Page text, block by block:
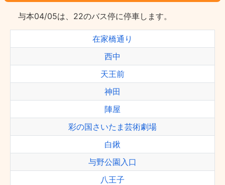
与本04/05は、22のバス停に停車します。
在家橋通り
西中
天王前
神田
陣屋
彩の国さいたま芸術劇場
白鍬
与野公園入口
八王子